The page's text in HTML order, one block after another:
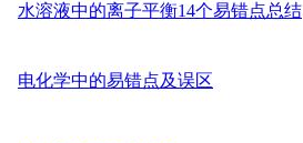
水溶液中的离子平衡14个易错点总结
电化学中的易错点及误区